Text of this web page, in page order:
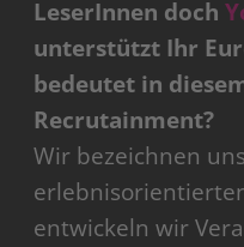
LeserInnen doch
unterstützt Ihr
bedeutet in
Recrutainment?
Wir bezeichnen
entwickeln wir